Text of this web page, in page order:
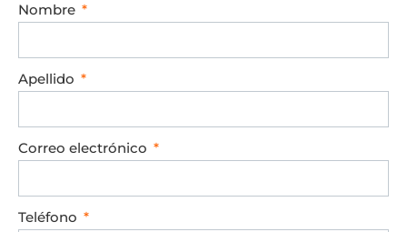
Nombre
Apellido
Correo electrónico
Teléfono